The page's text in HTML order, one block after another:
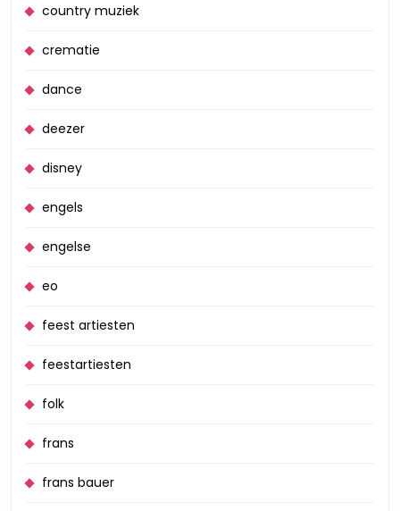
country muziek
crematie
dance
deezer
disney
engels
engelse
eo
feest artiesten
feestartiesten
folk
frans
frans bauer